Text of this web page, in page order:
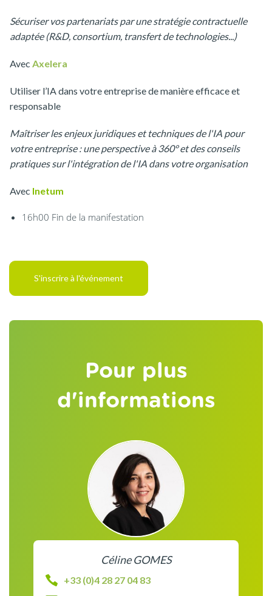
Sécuriser vos partenariats par une stratégie contractuelle
adaptée (R&D, consortium, transfert de technologies...)
Avec Axelera
Utiliser l’IA dans votre entreprise de manière efficace et
responsable
Maîtriser les enjeux juridiques et techniques de l'IA pour
votre entreprise : une perspective à 360° et des conseils
pratiques sur l'intégration de l'IA dans votre organisation
Avec Inetum
16h00 Fin de la manifestation
S'inscrire à l'événement
Pour plus
d'informations
Céline GOMES
+33 (0)4 28 27 04 83